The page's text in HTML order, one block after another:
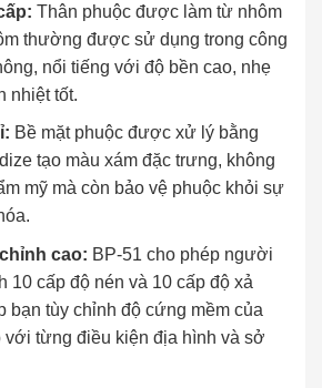
Thân phuộc được làm từ nhôm
thường được sử dụng trong công
nổi tiếng với độ bền cao, nhẹ
nhiệt tốt.
Bề mặt phuộc được xử lý bằng
tạo màu xám đặc trưng, không
mỹ mà còn bảo vệ phuộc khỏi sự
cao: BP-51 cho phép người
10 cấp độ nén và 10 cấp độ xả
bạn tùy chỉnh độ cứng mềm của
với từng điều kiện địa hình và sở